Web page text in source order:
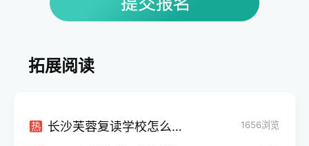
拓展阅读
热 长沙芙蓉复读学校怎么样？2026届湖南复读生择校必看的优势分析与避坑指南 1656浏览